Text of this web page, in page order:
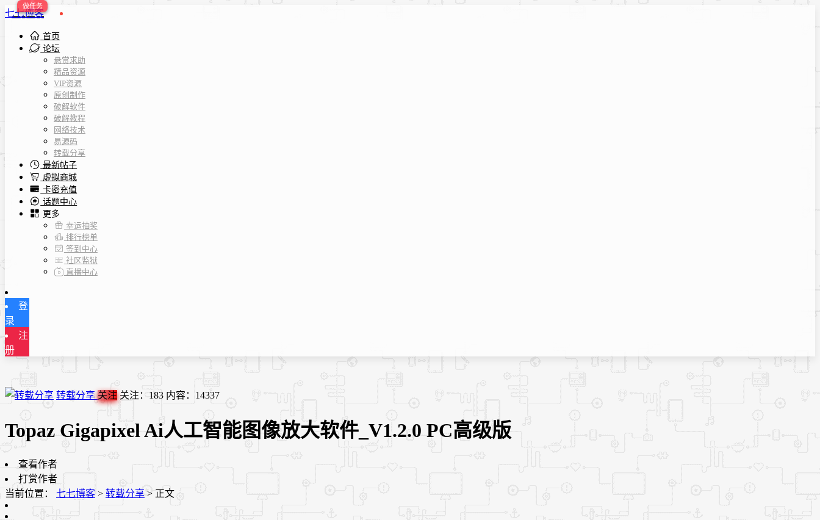
七七博客
首页
论坛
悬赏求助
精品资源
VIP资源
原创制作
破解软件
破解教程
网络技术
易源码
转载分享
最新帖子
虚拟商城
卡密充值
话题中心
更多
幸运抽奖
排行榜单
签到中心
社区监狱
直播中心
登
录
注
册
转载分享关注 关注： 183 内容： 14337
Topaz Gigapixel Ai人工智能图像放大软件_V1.2.0 PC高级版
查看作者
打赏作者
当前位置： 七七博客 > 转载分享 > 正文